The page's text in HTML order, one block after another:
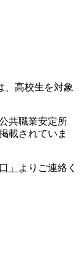
、高校生を対象
共職業安定所
載されていま
」
よりご連絡く